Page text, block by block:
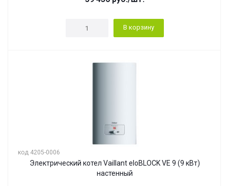
В корзину
код 4205-0006
Электрический котел Vaillant eloBLOCK VE 9 (9 кВт)
настенный